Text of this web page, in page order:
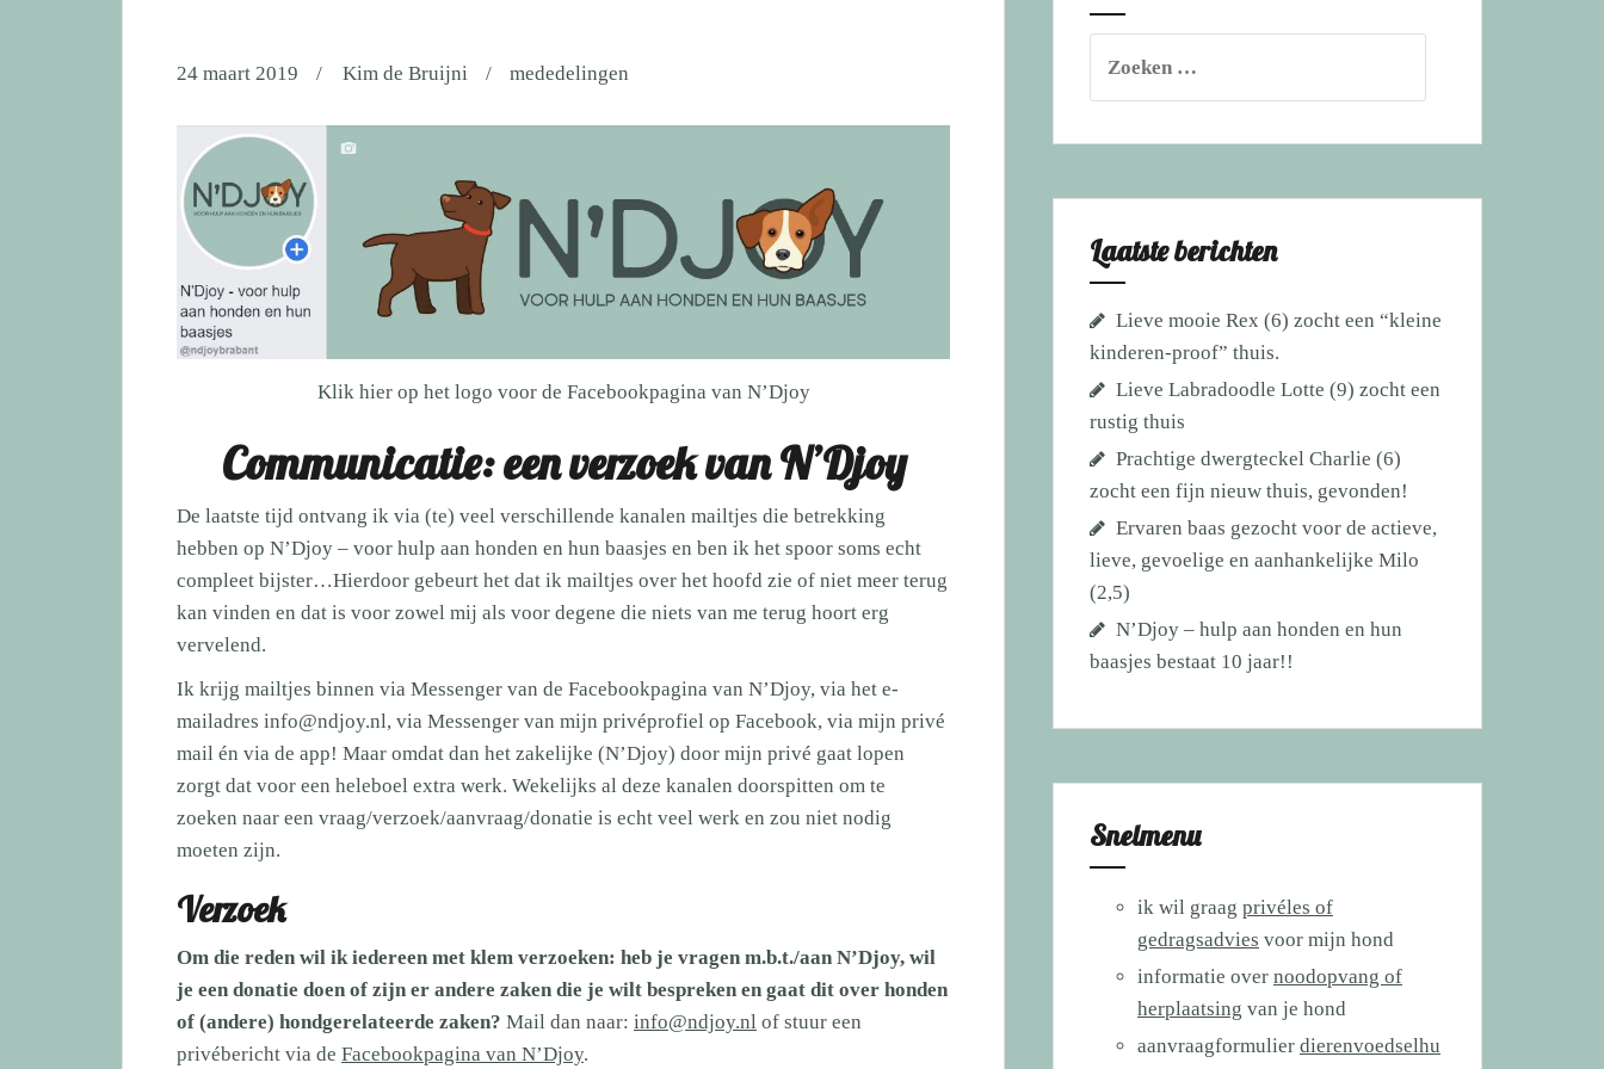
24 maart 2019 Kim de Bruijni mededelingen
Klik hier op het logo voor de Facebookpagina van N’Djoy
Communicatie: een verzoek van N’Djoy
De laatste tijd ontvang ik via (te) veel verschillende kanalen mailtjes die betrekking
hebben op N’Djoy – voor hulp aan honden en hun baasjes en ben ik het spoor soms echt
compleet bijster…Hierdoor gebeurt het dat ik mailtjes over het hoofd zie of niet meer terug
kan vinden en dat is voor zowel mij als voor degene die niets van me terug hoort erg
vervelend.
Ik krijg mailtjes binnen via Messenger van de Facebookpagina van N’Djoy, via het e-
mailadres info@ndjoy.nl, via Messenger van mijn privéprofiel op Facebook, via mijn privé
mail én via de app! Maar omdat dan het zakelijke (N’Djoy) door mijn privé gaat lopen
zorgt dat voor een heleboel extra werk. Wekelijks al deze kanalen doorspitten om te
zoeken naar een vraag/verzoek/aanvraag/donatie is echt veel werk en zou niet nodig
moeten zijn.
Verzoek
Om die reden wil ik iedereen met klem verzoeken: heb je vragen m.b.t./aan N’Djoy, wil
je een donatie doen of zijn er andere zaken die je wilt bespreken en gaat dit over honden
of (andere) hondgerelateerde zaken? Mail dan naar: info@ndjoy.nl of stuur een
privébericht via de Facebookpagina van N’Djoy.
naar:
Laatste berichten
Lieve mooie Rex (6) zocht een “kleine
kinderen-proof” thuis.
Lieve Labradoodle Lotte (9) zocht een
rustig thuis
Prachtige dwergteckel Charlie (6)
zocht een fijn nieuw thuis, gevonden!
Ervaren baas gezocht voor de actieve,
lieve, gevoelige en aanhankelijke Milo
(2,5)
N’Djoy – hulp aan honden en hun
baasjes bestaat 10 jaar!!
Snelmenu
ik wil graag privéles of
gedragsadvies voor mijn hond
informatie over noodopvang of
herplaatsing van je hond
aanvraagformulier dierenvoedselhu